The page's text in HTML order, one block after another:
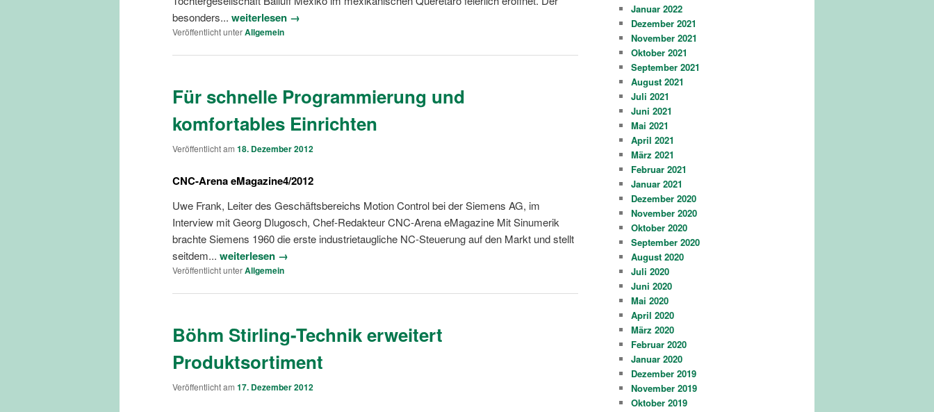
besonders... weiterlesen →
Veröffentlicht unterAllgemein
Für schnelle Programmierung und
komfortables Einrichten
Veröffentlicht am 18. Dezember 2012
CNC-Arena eMagazine4/2012
Uwe Frank, Leiter des Geschäftsbereichs Motion Control bei der Siemens AG, im
Interview mit Georg Dlugosch, Chef-Redakteur CNC-Arena eMagazine Mit Sinumerik
brachte Siemens 1960 die erste industrietaugliche NC-Steuerung auf den Markt und stellt
seitdem... weiterlesen →
Veröffentlicht unterAllgemein
Böhm Stirling-Technik erweitert
Produktsortiment
Veröffentlicht am 17. Dezember 2012
Januar 2022
Dezember 2021
November 2021
Oktober 2021
September 2021
August 2021
Juli 2021
Juni 2021
Mai 2021
April 2021
März 2021
Februar 2021
Januar 2021
Dezember 2020
November 2020
Oktober 2020
September 2020
August 2020
Juli 2020
Juni 2020
Mai 2020
April 2020
März 2020
Februar 2020
Januar 2020
Dezember 2019
November 2019
Oktober 2019